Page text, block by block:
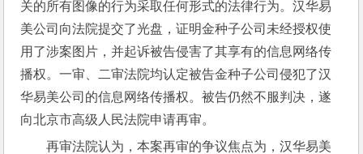
关的所有图像的行为采取任何形式的法律行为。汉华易
美公司向法院提交了光盘，证明金种子公司未经授权使
用了涉案图片，并起诉被告侵害了其享有的信息网络传
播权。一审、二审法院均认定被告金种子公司侵犯了汉
华易美公司的信息网络传播权。被告仍然不服判决，遂
向北京市高级人民法院申请再审。
再审法院认为，本案再审的争议焦点为，汉华易美